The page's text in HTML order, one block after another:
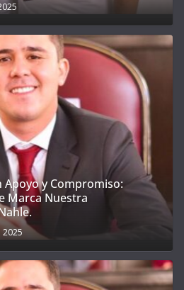
Apoyo y Compromiso:
Marca Nuestra